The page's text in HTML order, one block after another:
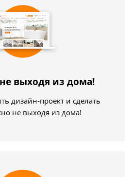
выходя из дома!
дизайн-проект и сделать
не выходя из дома!